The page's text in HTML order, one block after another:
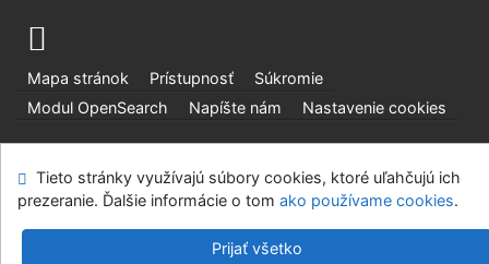
Mapa stránok Prístupnosť
Súkromie
Modul OpenSearch
Napíšte nám Nastavenie cookies
univerzite vo Zvolene
Cosmotron Slovakia, s.r.o.
Tieto stránky využívajú súbory cookies, ktoré uľahčujú ich
prezeranie. Ďalšie informácie o tom ako používame cookies.
Prijať všetko